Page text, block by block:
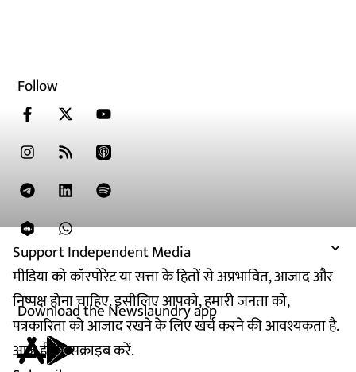
Support Independent Media
मीडिया को कॉरपोरेट या सत्ता के हितों से अप्रभावित, आजाद और
निष्पक्ष होना चाहिए. इसीलिए आपको, हमारी जनता को,
पत्रकारिता को आजाद रखने के लिए खर्च करने की आवश्यकता है.
आज ही सब्सक्राइब करें.
Follow
Download the Newslaundry app